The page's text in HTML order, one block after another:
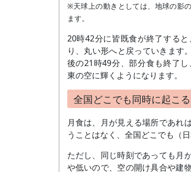
※天球上の動きとしては、地球の影
ます。
20時42分に皆既食が終了する
り、丸い形へと戻っていきます
後の21時49分、部分食も終了
東の空に輝くようになります。
全国どこでも同時に起こる
月食は、月が見える場所であれ
うことはなく、全国どこでも（
ただし、同じ時刻であっても月
や低いので、空の開け具合や建